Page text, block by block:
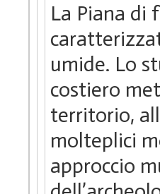
La Piana di
umide. Lo
costiero
territorio,
molteplici
approccio